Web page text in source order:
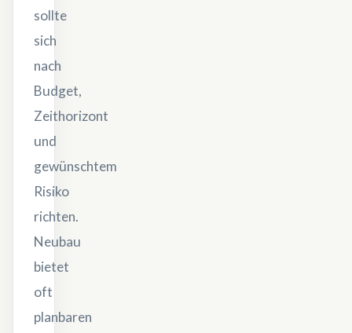
sollte
sich
nach
Budget,
Zeithorizont
und
gewünschtem
Risiko
richten.
Neubau
bietet
oft
planbaren